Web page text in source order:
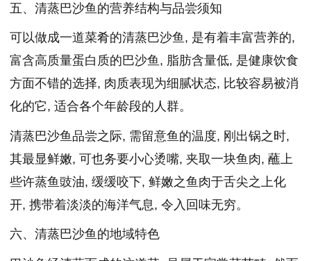
五、清蒸巴沙鱼的营养结构与品尝须知
可以做成一道菜肴的清蒸巴沙鱼, 是有着丰富营养的,
富含高质量蛋白质的巴沙鱼, 脂肪含量低, 是健康饮食
方面不错的选择, 肉质表现为细腻状态, 比较容易被消
化的它, 适合各个年龄段的人群。
清蒸巴沙鱼品尝之际, 需留意鱼的温度, 刚出锅之时,
其最显鲜嫩, 可也务要小心烫嘴, 夹取一块鱼肉, 蘸上
些许蒸鱼豉油, 缓缓咬下, 鲜嫩之鱼肉于舌尖之上化
开, 携带着淡淡的海洋气息, 令入回味无穷。
六、清蒸巴沙鱼的地域特色